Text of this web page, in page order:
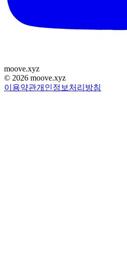
moove.xyz
© 2026 moove.xyz
이용약관개인정보처리방침